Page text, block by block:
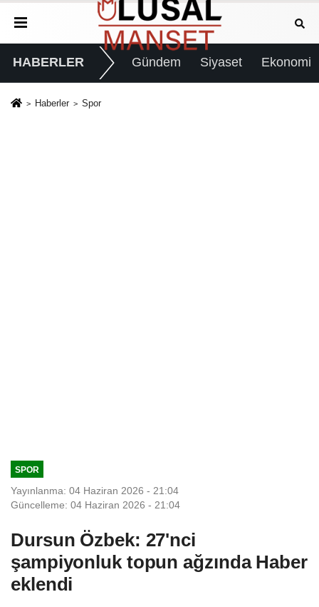
HABERLER Gündem Siyaset Ekonomi
Haberler Spor
SPOR
Yayınlanma: 04 Haziran 2026 - 21:04
Güncelleme: 04 Haziran 2026 - 21:04
Dursun Özbek: 27'nci
şampiyonluk topun ağzında Haber
eklendi